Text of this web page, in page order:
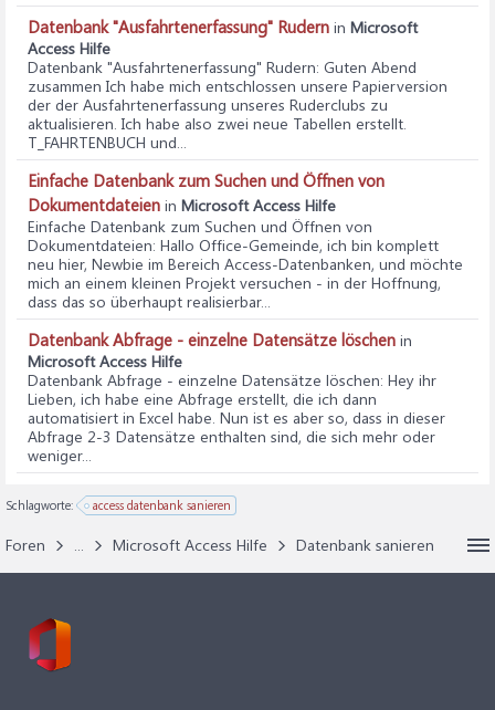
Datenbank "Ausfahrtenerfassung" Rudern in Microsoft
Access Hilfe
Datenbank "Ausfahrtenerfassung" Rudern: Guten Abend
zusammen Ich habe mich entschlossen unsere Papierversion
der der Ausfahrtenerfassung unseres Ruderclubs zu
aktualisieren. Ich habe also zwei neue Tabellen erstellt.
T_FAHRTENBUCH und...
Einfache Datenbank zum Suchen und Öffnen von
Dokumentdateien in Microsoft Access Hilfe
Einfache Datenbank zum Suchen und Öffnen von
Dokumentdateien: Hallo Office-Gemeinde, ich bin komplett
neu hier, Newbie im Bereich Access-Datenbanken, und möchte
mich an einem kleinen Projekt versuchen - in der Hoffnung,
dass das so überhaupt realisierbar...
Datenbank Abfrage - einzelne Datensätze löschen in
Microsoft Access Hilfe
Datenbank Abfrage - einzelne Datensätze löschen: Hey ihr
Lieben, ich habe eine Abfrage erstellt, die ich dann
automatisiert in Excel habe. Nun ist es aber so, dass in dieser
Abfrage 2-3 Datensätze enthalten sind, die sich mehr oder
weniger...
Schlagworte: access datenbank sanieren
Foren ... Microsoft Access Hilfe Datenbank sanieren